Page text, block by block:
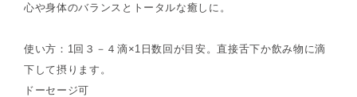
心や身体のバランスとトータルな癒しに。
使い方：1回３－４滴×1日数回が目安。直接舌下か飲み物に滴
下して摂ります。
ドーセージ可